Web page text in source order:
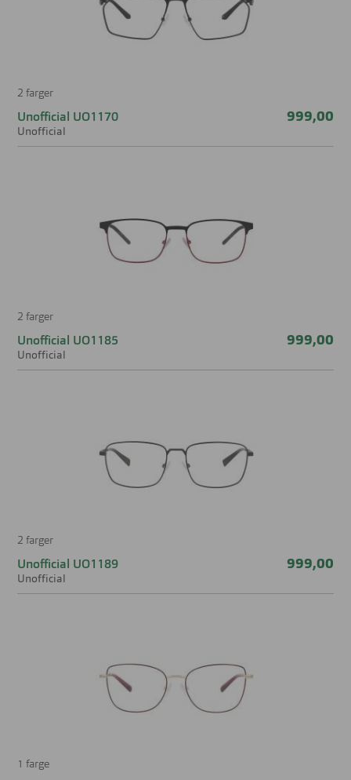
2 farger
Unofficial UO1170
Unofficial
999,00
2 farger
Unofficial UO1185
Unofficial
999,00
2 farger
Unofficial UO1189
Unofficial
999,00
1 farge